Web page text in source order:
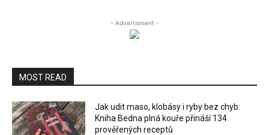
- Advertisment -
MOST READ
Jak udit maso, klobásy i ryby bez chyb:
Kniha Bedna plná kouře přináší 134
prověřených receptů